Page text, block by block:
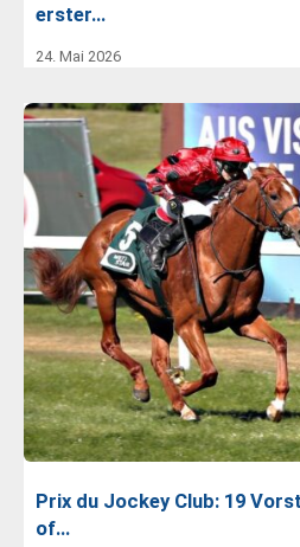
erster…
24. Mai 2026
Prix du Jockey Club: 19
of…